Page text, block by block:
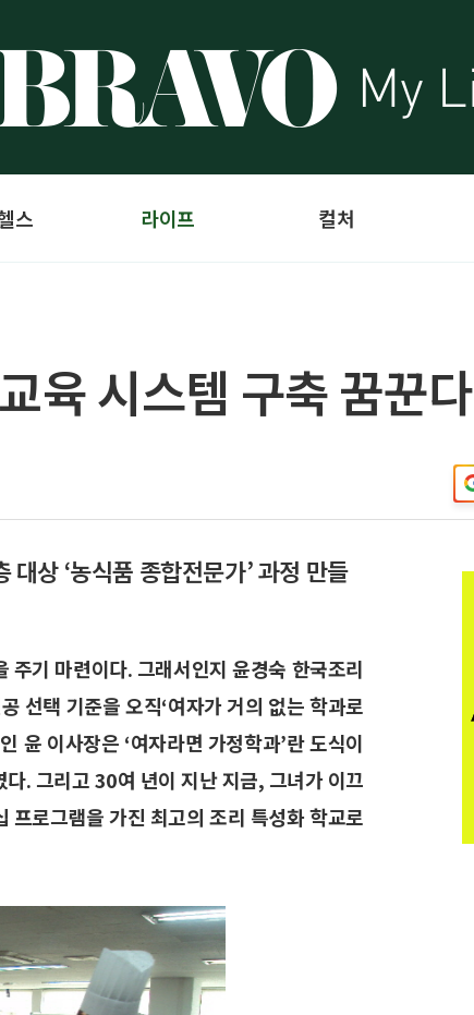
스 라이프 컬처
육 시스템 구축 꿈꾼다
상 ‘농식품 종합전문가’ 과정 만들
기 마련이다. 그래서인지 윤경숙 한국조리
선택 기준을 오직‘여자가 거의 없는 학과로
윤 이사장은 ‘여자라면 가정학과’란 도식이
. 그리고 30여 년이 지난 지금, 그녀가 이끄
프로그램을 가진 최고의 조리 특성화 학교로